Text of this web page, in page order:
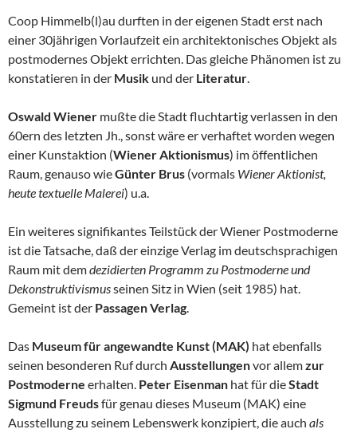
Coop Himmelb(l)au durften in der eigenen Stadt erst nach
einer 30jährigen Vorlaufzeit ein architektonisches Objekt als
postmodernes Objekt errichten. Das gleiche Phänomen ist zu
konstatieren in der Musik und der Literatur.
Oswald Wiener mußte die Stadt fluchtartig verlassen in den
60ern des letzten Jh., sonst wäre er verhaftet worden wegen
einer Kunstaktion (Wiener Aktionismus) im öffentlichen
Raum, genauso wieGünter Brus (vormals Wiener Aktionist,
heute textuelle Malerei) u.a.
Ein weiteres signifikantes Teilstück der Wiener Postmoderne
ist die Tatsache, daß der einzige Verlag im deutschsprachigen
Raum mit demdezidierten Programm zu Postmoderne und
Dekonstruktivismusseinen Sitz in Wien (seit 1985) hat.
Gemeint ist der Passagen Verlag.
Das Museum für angewandte Kunst (MAK) hat ebenfalls
seinen besonderen Ruf durch Ausstellungenvor allemzur
Postmoderne erhalten. Peter Eisenman hat für dieStadt
Sigmund Freudsfür genau dieses Museum (MAK) eine
Ausstellung zu seinem Lebenswerk konzipiert, die auch als